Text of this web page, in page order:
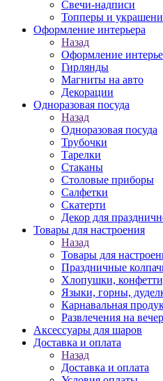
Свечи-надписи
Топперы и
Оформление интерьера
Назад
Оформление
Гирлянды
Магниты на авто
Декорации
Одноразовая посуда
Назад
Одноразовая посуда
Трубочки
Тарелки
Стаканы
Столовые приборы
Салфетки
Скатерти
Декор для
Товары для настроения
Назад
Товары для
Праздничные
Хлопушки,
Языки, горны,
Карнавальная
Развлечения на
Аксессуары для шаров
Доставка и оплата
Назад
Доставка и оплата